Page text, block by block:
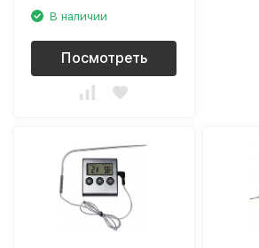
В наличии
Посмотреть